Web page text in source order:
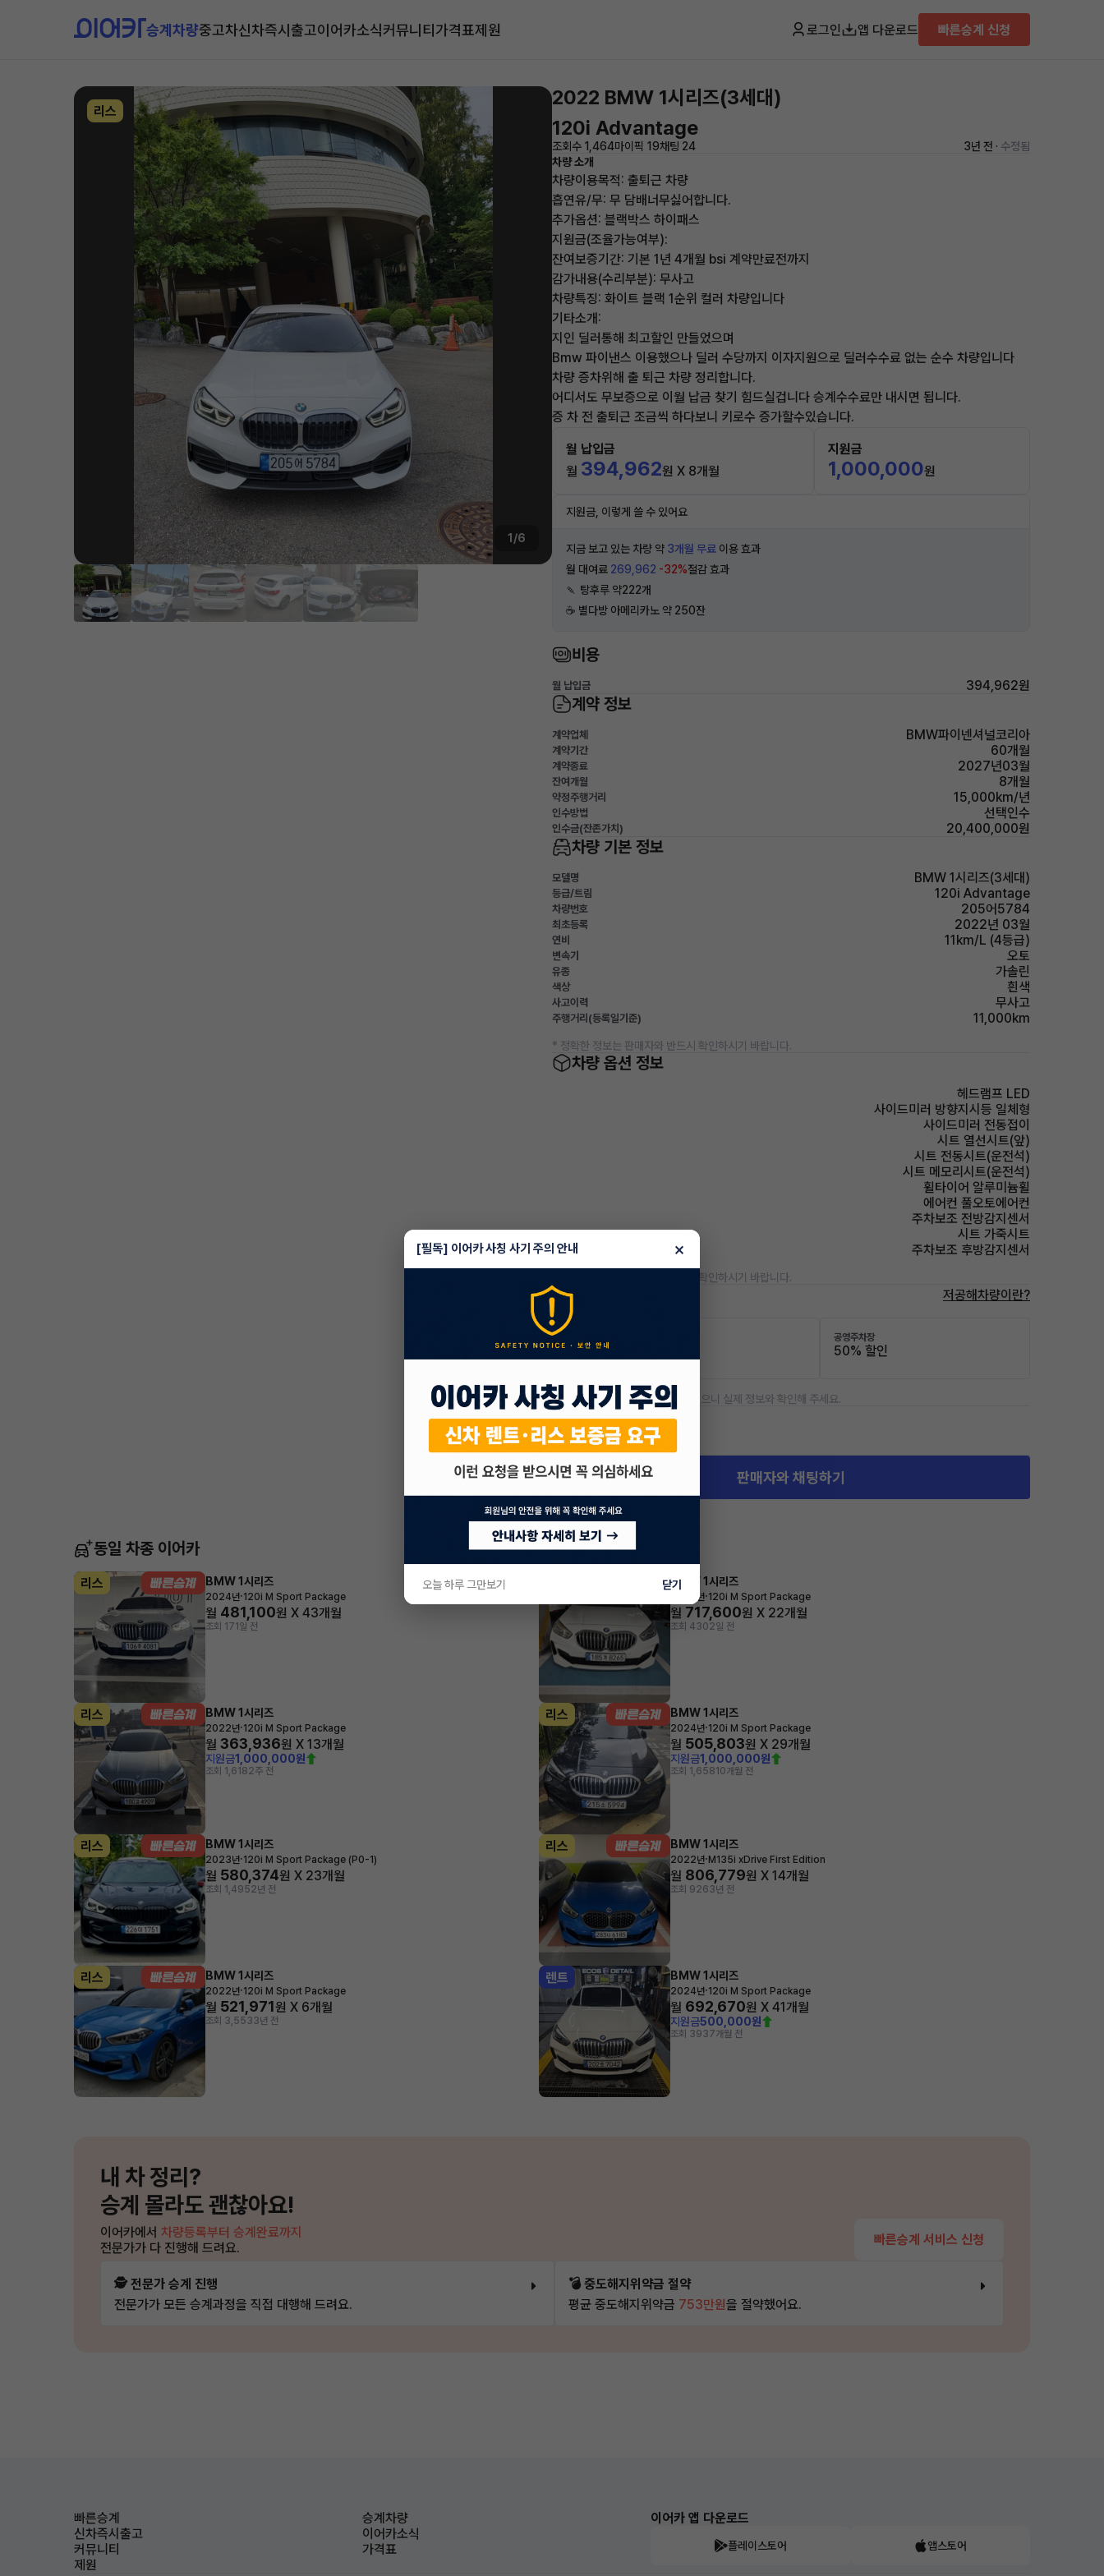
승계차량중고차신차즉시출고이어카소식커뮤니티가격표제원 로그인 앱 다운로드 빠른승계 신청
리스
1/6
2022 BMW 1시리즈(3세대)
120i Advantage
조회수 1,464마이픽 19채팅 24 3년 전 · 수정됨
차량 소개
차량이용목적: 출퇴근 차량
흡연유/무: 무 담배너무싫어합니다.
추가옵션: 블랙박스 하이패스
지원금(조율가능여부):
잔여보증기간: 기본 1년 4개월 bsi 계약만료전까지
감가내용(수리부분): 무사고
차량특징: 화이트 블랙 1순위 컬러 차량입니다
기타소개:
지인 딜러통해 최고할인 만들었으며
Bmw 파이낸스 이용했으나 딜러 수당까지 이자지원으로 딜러수수료 없는 순수 차량입니다
차량 증차위해 출 퇴근 차량 정리합니다.
어디서도 무보증으로 이월 납금 찾기 힘드실겁니다 승계수수료만 내시면 됩니다.
증 차 전 출퇴근 조금씩 하다보니 키로수 증가할수있습니다.
월 납입금
월 394,962원 X 8개월
지원금
1,000,000원
지원금, 이렇게 쓸 수 있어요
지금 보고 있는 차량 약 3개월 무료 이용 효과
월 대여료 269,962 -32%절감 효과
🍡 탕후루 약222개
☕️ 별다방 아메리카노 약 250잔
비용
월 납입금 394,962원
계약 정보
계약업체 BMW파이넨셔널코리아
계약기간 60개월
계약종료 2027년03월
잔여개월 8개월
약정주행거리 15,000km/년
인수방법 선택인수
인수금(잔존가치) 20,400,000원
차량 기본 정보
모델명 BMW 1시리즈(3세대)
등급/트림 120i Advantage
차량번호 205어5784
최초등록 2022년 03월
연비 11km/L (4등급)
변속기 오토
유종 가솔린
색상 흰색
사고이력 무사고
주행거리(등록일기준) 11,000km
* 정확한 정보는 판매자와 반드시 확인하시기 바랍니다.
차량 옵션 정보
헤드램프 LED
사이드미러 방향지시등 일체형
사이드미러 전동접이
시트 열선시트(앞)
시트 전동시트(운전석)
시트 메모리시트(운전석)
휠타이어 알루미늄휠
에어컨 풀오토에어컨
주차보조 전방감지센서
시트 가죽시트
주차보조 후방감지센서
* 정확한 정보는 판매자와 반드시 확인하시기 바랍니다.
저공해차량 정보 저공해차량이란?
공영주차장
50% 할인
* 본 정보는 지자체마다 다를 수 있으니 실제 정보와 확인해 주세요.
차량 위치
경기 성남시 분당구 궁내동
판매자와 채팅하기
동일 차종 이어카
리스 BMW 1시리즈
2024년·120i M Sport Package
월 481,100원 X 43개월
조회 171일 전
BMW 1시리즈
2024년·120i M Sport Package
월 717,600원 X 22개월
조회 4302일 전
리스 BMW 1시리즈
2022년·120i M Sport Package
월 363,936원 X 13개월
지원금1,000,000원
조회 1,6182주 전
리스 BMW 1시리즈
2024년·120i M Sport Package
월 505,803원 X 29개월
지원금1,000,000원
조회 1,65810개월 전
리스 BMW 1시리즈
2023년·120i M Sport Package (P0-1)
월 580,374원 X 23개월
조회 1,4952년 전
리스 BMW 1시리즈
2022년· M135i xDrive First Edition
월 806,779원 X 14개월
조회 9263년 전
리스 BMW 1시리즈
2022년·120i M Sport Package
월 521,971원 X 6개월
조회 3,5533년 전
렌트 BMW 1시리즈
2024년·120i M Sport Package
월 692,670원 X 41개월
지원금500,000원
조회 3937개월 전
내 차 정리?
승계 몰라도 괜찮아요!
이어카에서 차량등록부터 승계완료까지
전문가가 다 진행해 드려요.
빠른승계 서비스 신청
🕵️ 전문가 승계 진행
전문가가 모든 승계과정을 직접 대행해 드려요.
💣 중도해지위약금 절약
평균 중도해지위약금 753만원을 절약했어요.
빠른승계
승계차량
신차즉시출고
이어카소식
커뮤니티
가격표
제원
이어카 앱 다운로드
플레이스토어 앱스토어
[필독] 이어카 사칭 사기 주의 안내 ×
오늘 하루 그만보기 닫기